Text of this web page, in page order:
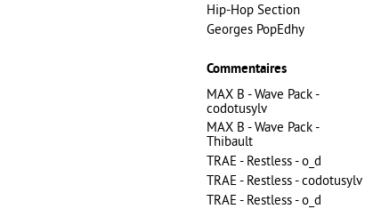
Hip-Hop Section
Georges PopEdhy
Commentaires
MAX B - Wave Pack -
codotusylv
MAX B - Wave Pack -
Thibault
TRAE - Restless - o_d
TRAE - Restless - codotusylv
TRAE - Restless - o_d